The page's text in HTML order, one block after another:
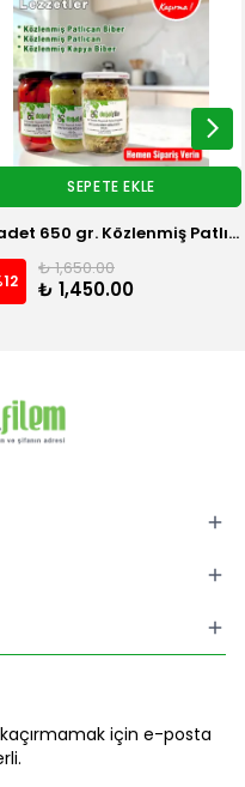
SEPETE EKLE
6 adet 650 gr. Közlenmiş Patlıcan Biber (seçenekli)
12
₺ 1,650.00
₺ 1,450.00
için e-posta